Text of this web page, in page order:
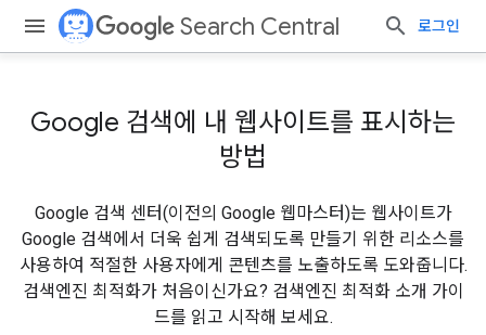
Search Central 로그인
Google 검색에 내 웹사이트를 표시하는
방법
Google 검색 센터(이전의 Google 웹마스터)는 웹사이트가
Google 검색에서 더욱 쉽게 검색되도록 만들기 위한 리소스를
사용하여 적절한 사용자에게 콘텐츠를 노출하도록 도와줍니다.
검색엔진 최적화가 처음이신가요? 검색엔진 최적화 소개 가이
드를 읽고 시작해 보세요.